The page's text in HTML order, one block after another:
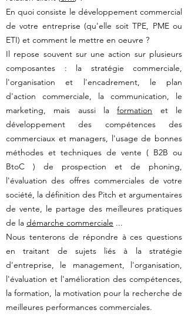
En quoi consiste le développement commercial
de votre entreprise (qu'elle soit TPE, PME ou
ETI) et comment le mettre en oeuvre ?
Il repose souvent sur une action sur plusieurs
composantes : la stratégie commerciale,
l'organisation et l'encadrement, le plan
d'action commerciale, la communication, le
marketing, mais aussi laformation et le
développement des compétences des
commerciaux et managers, l'usage de bonnes
méthodes et techniques de vente ( B2B ou
BtoC ) de prospection et de phoning,
l'évaluation des offres commerciales de votre
société, la définition des Pitch et argumentaires
de vente, le partage des meilleures pratiques
de la démarche commerciale ...
Nous tenterons de répondre à ces questions
en traitant de sujets liés à la stratégie
d'entreprise, le management, l'organisation,
l'évaluation et l'amélioration des compétences,
la formation, la motivation pour la recherche de
meilleures performances commerciales.